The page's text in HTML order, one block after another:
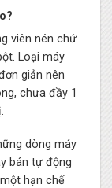
viên nén chứ
Loại máy
giản nên
chưa đầy 1
dòng máy
bán tự động
hạn chế